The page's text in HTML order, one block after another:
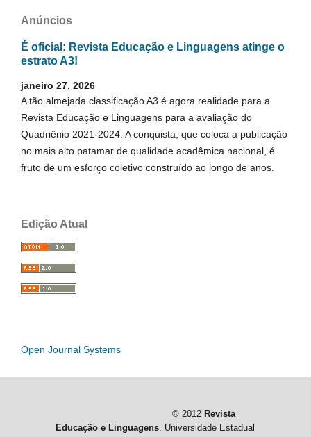
Anúncios
É oficial: Revista Educação e Linguagens atinge o
estrato A3!
janeiro 27, 2026
A tão almejada classificação A3 é agora realidade para a
Revista Educação e Linguagens para a avaliação do
Quadriênio 2021-2024. A conquista, que coloca a publicação
no mais alto patamar de qualidade acadêmica nacional, é
fruto de um esforço coletivo construído ao longo de anos.
Edição Atual
Open Journal Systems
© 2012 Revista
Educação e Linguagens. Universidade Estadual